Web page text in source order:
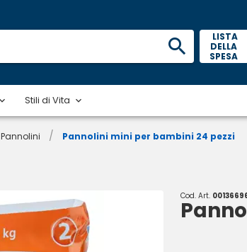
LISTA
DELLA
SPESA
Stili di Vita
Pannolini / Pannolini mini per bambini 24 pezzi
Cod. Art.